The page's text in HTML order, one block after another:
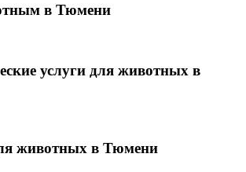
в Тюмени
услуги для животных в
животных в Тюмени